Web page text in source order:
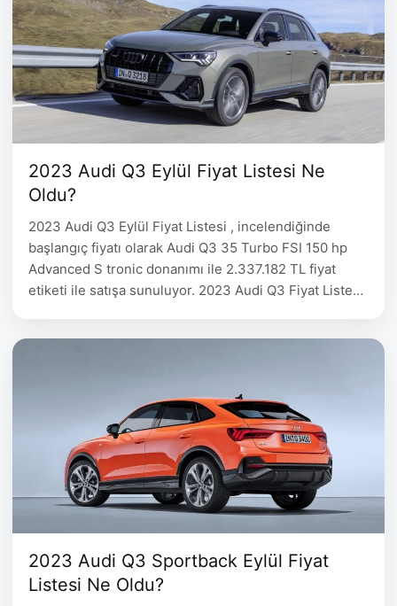
2023 Audi Q3 Eylül Fiyat Listesi Ne
Oldu?
2023 Audi Q3 Eylül Fiyat Listesi , incelendiğinde
başlangıç fiyatı olarak Audi Q3 35 Turbo FSI 150 hp
Advanced S tronic donanımı ile 2.337.182 TL fiyat
etiketi ile satışa sunuluyor. 2023 Audi Q3 Fiyat Listesi
2023 Audi Q3 Sportback Eylül Fiyat
Listesi Ne Oldu?